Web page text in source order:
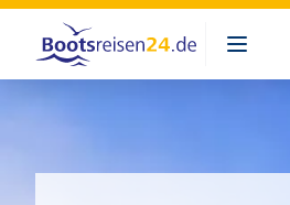
Bootsreisen24